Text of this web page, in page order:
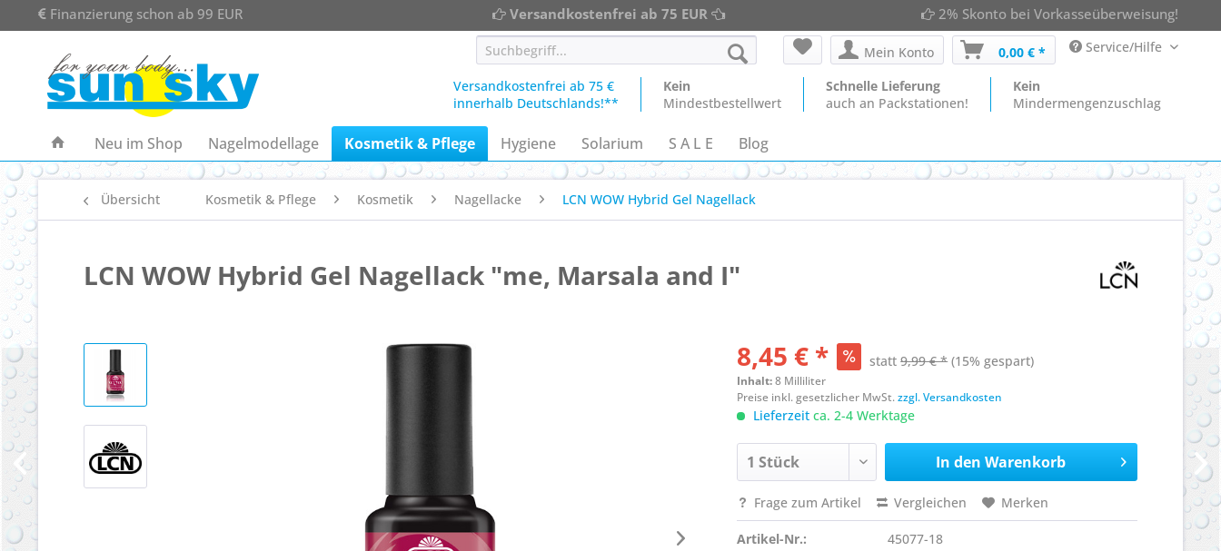
Finanzierung schon ab 99 EUR Versandkostenfrei ab 75 EUR 2% Skonto bei Vorkasseüberweisung!
Mein Konto 0,00 € * Service/Hilfe
Versandkostenfrei ab 75 €
innerhalb Deutschlands!**
Kein
Mindestbestellwert
Schnelle Lieferung
auch an Packstationen!
Kein
Mindermengenzuschlag
Neu im Shop Nagelmodellage Kosmetik & Pflege Hygiene Solarium S A L E Blog
Übersicht Kosmetik & Pflege Kosmetik Nagellacke LCN WOW Hybrid Gel Nagellack
LCN WOW Hybrid Gel Nagellack "me, Marsala and I"
8,45 € * statt9,99 € * (15% gespart)
Inhalt:8 Milliliter
Preise inkl. gesetzlicher MwSt.zzgl. Versandkosten
Lieferzeit ca. 2-4 Werktage
In den Warenkorb
Frage zum Artikel Vergleichen Merken
Artikel-Nr.:
45077-18